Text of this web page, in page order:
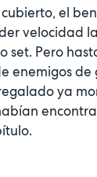
el
velocidad
set. Pero
enemigos de
ya